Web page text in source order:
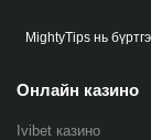
MightyTips нь
Онлайн казино
Ivibet казино